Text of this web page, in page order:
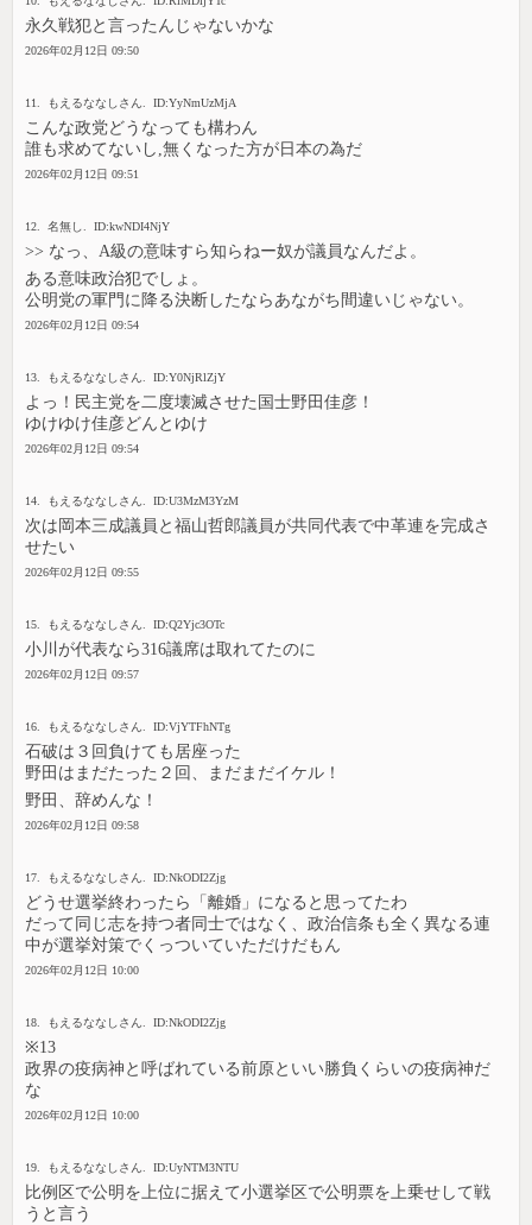
永久戦犯と言ったんじゃないかな
2026年02月12日 09:50
11. もえるななしさん. ID:YyNmUzMjA
こんな政党どうなっても構わん
誰も求めてないし,無くなった方が日本の為だ
2026年02月12日 09:51
12. 名無し. ID:kwNDI4NjY
>> なっ、A級の意味すら知らねー奴が議員なんだよ。
ある意味政治犯でしょ。
公明党の軍門に降る決断したならあながち間違いじゃない。
2026年02月12日 09:54
13. もえるななしさん. ID:Y0NjRlZjY
よっ！民主党を二度壊滅させた国士野田佳彦！
ゆけゆけ佳彦どんとゆけ
2026年02月12日 09:54
14. もえるななしさん. ID:U3MzM3YzM
次は岡本三成議員と福山哲郎議員が共同代表で中革連を完成さ
せたい
2026年02月12日 09:55
15. もえるななしさん. ID:Q2Yjc3OTc
小川が代表なら316議席は取れてたのに
2026年02月12日 09:57
16. もえるななしさん. ID:VjYTFhNTg
石破は３回負けても居座った
野田はまだたった２回、まだまだイケル！
野田、辞めんな！
2026年02月12日 09:58
17. もえるななしさん. ID:NkODI2Zjg
どうせ選挙終わったら「離婚」になると思ってたわ
だって同じ志を持つ者同士ではなく、政治信条も全く異なる連
中が選挙対策でくっついていただけだもん
2026年02月12日 10:00
18. もえるななしさん. ID:NkODI2Zjg
※13
政界の疫病神と呼ばれている前原といい勝負くらいの疫病神だ
な
2026年02月12日 10:00
19. もえるななしさん. ID:UyNTM3NTU
比例区で公明を上位に据えて小選挙区で公明票を上乗せして戦
うと言う